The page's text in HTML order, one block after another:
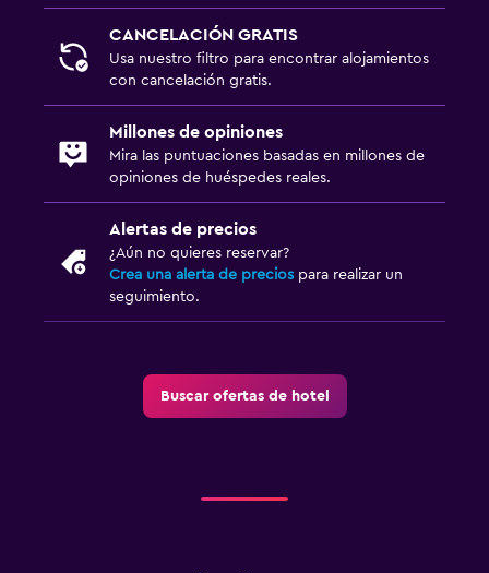
CANCELACIÓN GRATIS
Usa nuestro filtro para encontrar alojamientos
con cancelación gratis.
Millones de opiniones
Mira las puntuaciones basadas en millones de
opiniones de huéspedes reales.
Alertas de precios
¿Aún no quieres reservar?
Crea una alerta de precios para realizar un
seguimiento.
Buscar ofertas de hotel